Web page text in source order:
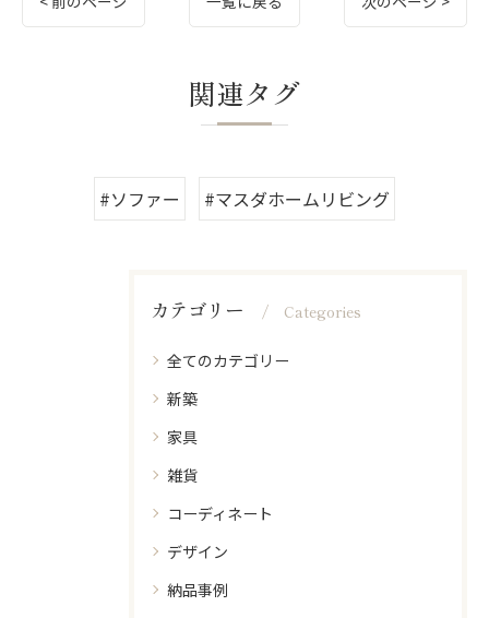
関連タグ
#ソファー #マスダホームリビング
カテゴリー Categories
全てのカテゴリー
新築
家具
雑貨
コーディネート
デザイン
納品事例